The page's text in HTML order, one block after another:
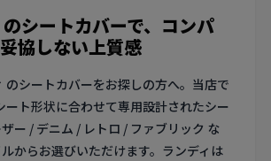
シートカバーで、コンパ
協しない上質感
のシートカバーをお探しの方へ。当店で
ート形状に合わせて専用設計されたシー
ー / デニム / レトロ / ファブリック な
からお選びいただけます。ランディは